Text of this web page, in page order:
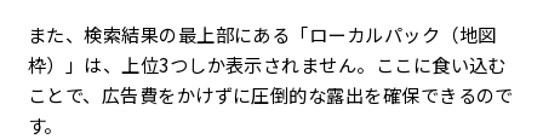
また、検索結果の最上部にある「ローカルパック（地図
枠）」は、上位3つしか表示されません。ここに食い込む
ことで、広告費をかけずに圧倒的な露出を確保できるので
す。